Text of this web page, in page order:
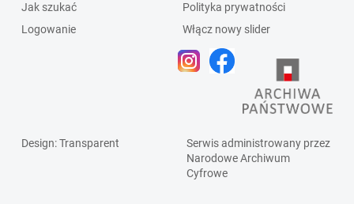
Jak szukać
Logowanie
Polityka prywatności
Włącz nowy slider
Design: Transparent
Serwis administrowany przez
Narodowe Archiwum
Cyfrowe